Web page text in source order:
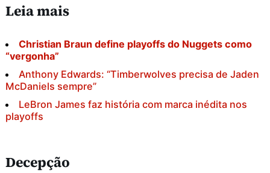
Leia mais
Christian Braun define playoffs do Nuggets como
“vergonha”
Anthony Edwards: “Timberwolves precisa de Jaden
McDaniels sempre”
LeBron James faz história com marca inédita nos
playoffs
Decepção